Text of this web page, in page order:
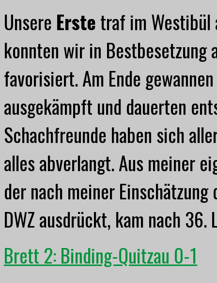
Unsere Erstetraf im Westibül
konnten wir in Bestbesetzung
favorisiert. Am Ende
ausgekämpft und dauerten
Schachfreunde haben sich
alles abverlangt. Aus meiner
der nach meiner
DWZ ausdrückt, kam nach
Brett 2: Binding-Quitzau 0-1